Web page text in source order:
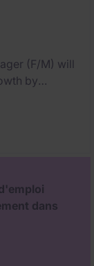
(F/M) will
by
requires a
dans